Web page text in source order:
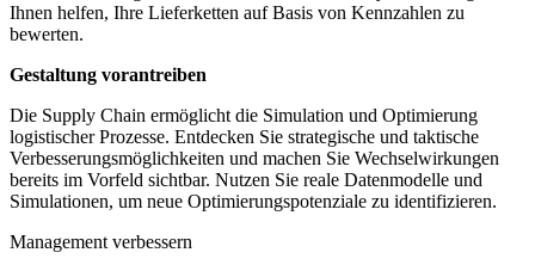
Ihnen helfen, Ihre Lieferketten auf Basis von Kennzahlen zu
bewerten.
Gestaltung vorantreiben
Die Supply Chain ermöglicht die Simulation und Optimierung
logistischer Prozesse. Entdecken Sie strategische und taktische
Verbesserungsmöglichkeiten und machen Sie Wechselwirkungen
bereits im Vorfeld sichtbar. Nutzen Sie reale Datenmodelle und
Simulationen, um neue Optimierungspotenziale zu identifizieren.
Management verbessern